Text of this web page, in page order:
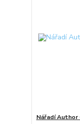
Nářadí Author